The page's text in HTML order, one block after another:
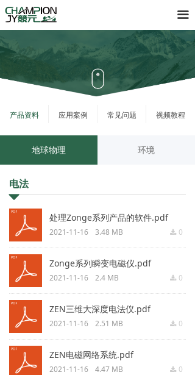
끀
首页
地球物理 环境
电法
뀓
处理Zonge系列产品的软件.pdf
끂 0
2021-11-16 3.48 MB
Zonge系列瞬变电磁仪.pdf
끂 0
2021-11-16 2.4 MB
ZEN三维大深度电法仪.pdf
끂 0
2021-11-16 2.51 MB
ZEN电磁网络系统.pdf
끂 0
2021-11-16 4.47 MB
产品资料 应用案例 常见问题 视频教程